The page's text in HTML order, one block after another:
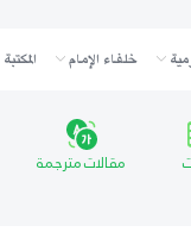
خلفاء الإمام
مقالات مترجمة